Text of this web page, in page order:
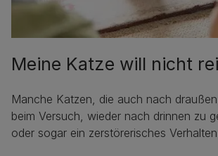
Meine Katze will nicht
Manche Katzen, die auch nach
beim Versuch, wieder nach drinnen zu
oder sogar ein zerstörerisches